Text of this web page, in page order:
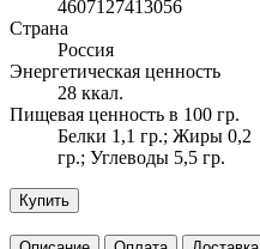
4607127413056
Страна
Россия
Энергетическая ценность
28 ккал.
Пищевая ценность в 100 гр.
Белки 1,1 гр.; Жиры 0,2
гр.; Углеводы 5,5 гр.
Купить